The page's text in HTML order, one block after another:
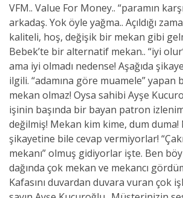
VFM.. Value For Money.. “paramın
arkadaş. Yok öyle yağma.. Açıldığı
kaliteli, hoş, değişik bir mekan gibi
Bebek’te bir alternatif mekan.. “iyi
ama iyi olmadı nedense! Aşağıda
ilgili. “adamına göre muamele” yapan
mekan olmaz! Oysa sahibi Ayşe
işinin başında bir bayan patron
değilmiş! Mekan kim kime, dum
şikayetine bile cevap vermiyorlar!
mekanı” olmuş gidiyorlar işte. Ben
dağında çok mekan ve mekancı
Kafasını duvardan duvara vuran çok